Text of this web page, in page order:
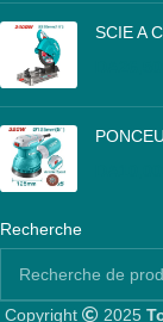
SCIE A
Recherche
Copyright 2025